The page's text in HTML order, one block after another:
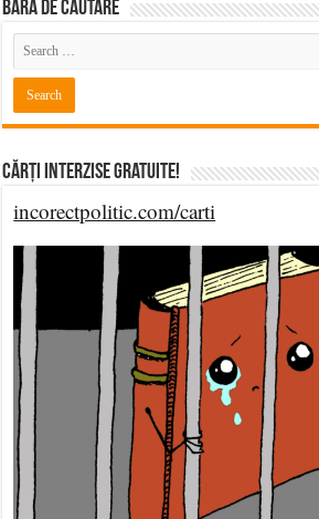
BARĂ DE CĂUTARE
Cărți Interzise Gratuite!
incorectpolitic.com/carti